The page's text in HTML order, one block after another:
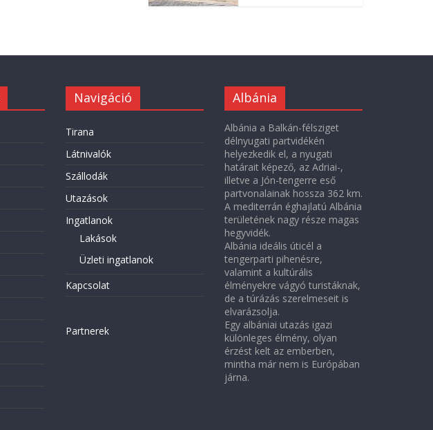
Navigáció
Tirana
Látnivalók
Szállodák
Utazások
Ingatlanok
Lakások
Üzleti ingatlanok
Kapcsolat
Partnerek
Albánia
Albánia a Balkán-félsziget
délnyugati partvidékén
helyezkedik el, a nyugati
határait képező, az Adriai-,
illetve a Jón-tengerre eső
partvonalainak hossza 362 km.
A mediterrán éghajlatú Albánia
területének nagy része magas
hegyvidék.
Albánia ideális úticél a
tengerparti pihenésre,
valamint a kultúrális
élményekre vágyó turistáknak,
de a túrázás szerelmeseit is
elvarázsolja.
Egy albániai utazás igazi
különleges élmény, olyan
érzést kelt az emberben,
mintha már nem is Európában
járna.